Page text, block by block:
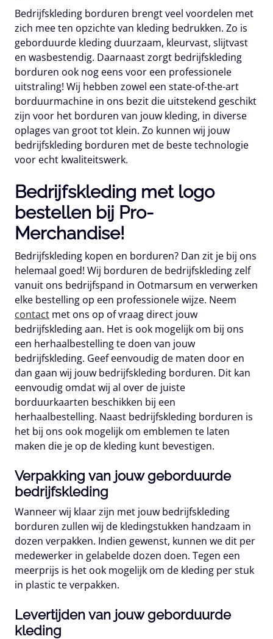
Bedrijfskleding borduren brengt veel voordelen met
zich mee ten opzichte van kleding bedrukken. Zo is
geborduurde kleding duurzaam, kleurvast, slijtvast
en wasbestendig. Daarnaast zorgt bedrijfskleding
borduren ook nog eens voor een professionele
uitstraling! Wij hebben zowel een state-of-the-art
borduurmachine in ons bezit die uitstekend geschikt
zijn voor het borduren van jouw kleding, in diverse
oplages van groot tot klein. Zo kunnen wij jouw
bedrijfskleding borduren met de beste technologie
voor echt kwaliteitswerk.
Bedrijfskleding met logo
bestellen bij Pro-
Merchandise!
Bedrijfskleding kopen en borduren? Dan zit je bij ons
helemaal goed! Wij borduren de bedrijfskleding zelf
vanuit ons bedrijfspand in Ootmarsum en verwerken
elke bestelling op een professionele wijze. Neem
contact met ons op of vraag direct jouw
bedrijfskleding aan. Het is ook mogelijk om bij ons
een herhaalbestelling te doen van jouw
bedrijfskleding. Geef eenvoudig de maten door en
dan gaan wij jouw bedrijfskleding borduren. Dit kan
eenvoudig omdat wij al over de juiste
borduurkaarten beschikken bij een
herhaalbestelling. Naast bedrijfskleding borduren is
het bij ons ook mogelijk om emblemen te laten
maken die je op de kleding kunt bevestigen.
Verpakking van jouw geborduurde
bedrijfskleding
Wanneer wij klaar zijn met jouw bedrijfskleding
borduren zullen wij de kledingstukken handzaam in
dozen verpakken. Indien gewenst, kunnen we dit per
medewerker in gelabelde dozen doen. Tegen een
meerprijs is het ook mogelijk om de kleding per stuk
in plastic te verpakken.
Levertijden van jouw geborduurde
kleding